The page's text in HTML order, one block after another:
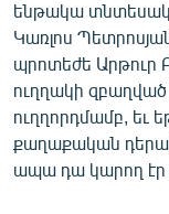
ենթակա
Կառլոս
պրոտեժե Արթուր
ուղղակի
ուղղորդմամբ, եւ
քաղաքական
ապա դա կարող էր